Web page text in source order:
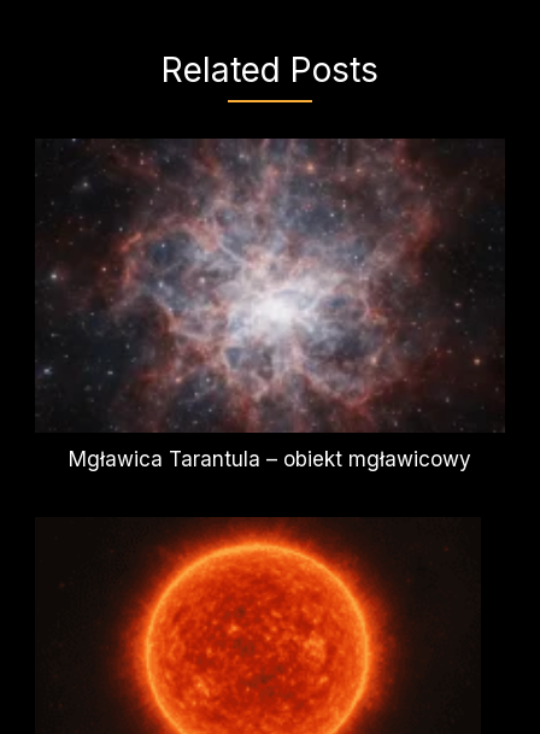
Related Posts
Mgławica Tarantula – obiekt mgławicowy